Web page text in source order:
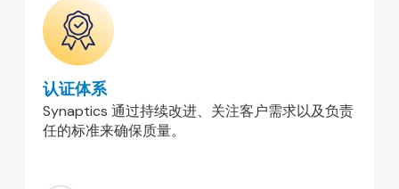
认证体系
Synaptics 通过持续改进、关注客户需求以及负责
任的标准来确保质量。